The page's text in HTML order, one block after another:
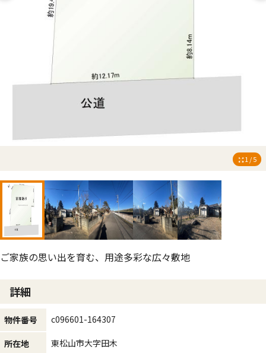
1 / 5
ご家族の思い出を育む、用途多彩な広々敷地
詳細
物件番号 c096601-164307
所在地 東松山市大字田木